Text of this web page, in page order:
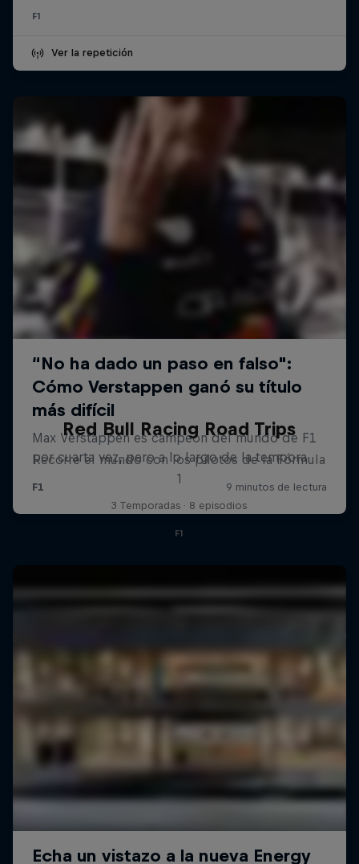
F1
Ver la repetición
Red Bull Racing Road Trips
Recorre el mundo con los pilotos de la Fórmula
1
3 Temporadas · 8 episodios
F1